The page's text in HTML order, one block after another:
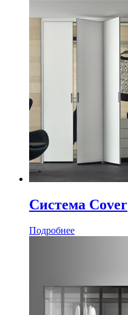
Система Cover
Подробнее